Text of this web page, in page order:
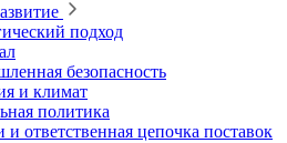
подход
безопасность
и климат
политика
и ответственная цепочка поставок